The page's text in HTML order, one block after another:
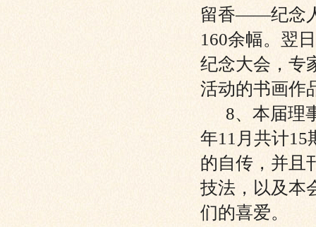
留香——纪念
160余幅。翌
纪念大会，专
活动的书画作
8、本届理事
年11月共计15
的自传，并且
技法，以及本
们的喜爱。